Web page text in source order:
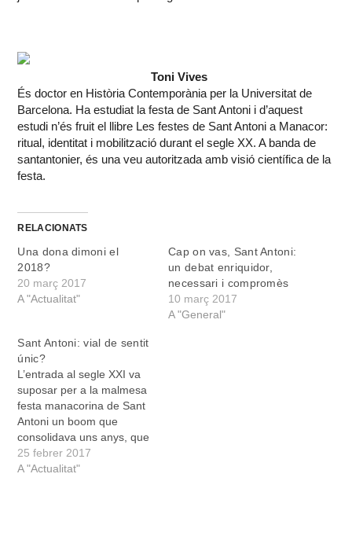
Toni Vives
És doctor en Història Contemporània per la Universitat de
Barcelona. Ha estudiat la festa de Sant Antoni i d’aquest
estudi n’és fruit el llibre Les festes de Sant Antoni a Manacor:
ritual, identitat i mobilització durant el segle XX. A banda de
santantonier, és una veu autoritzada amb visió científica de la
festa.
RELACIONATS
Una dona dimoni el
2018?
20 març 2017
A "Actualitat"
Cap on vas, Sant Antoni:
un debat enriquidor,
necessari i compromès
10 març 2017
A "General"
Sant Antoni: vial de sentit
únic?
L’entrada al segle XXI va
suposar per a la malmesa
festa manacorina de Sant
Antoni un boom que
consolidava uns anys, que
podrien transitar entre la
segona meitat dels
25 febrer 2017
A "Actualitat"